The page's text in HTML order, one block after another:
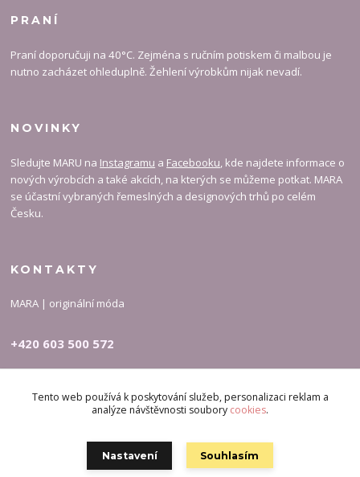
PRANÍ
Praní doporučuji na 40°C. Zejména s ručním potiskem či malbou je
nutno zacházet ohleduplně. Žehlení výrobkům nijak nevadí.
NOVINKY
Sledujte MARU na Instagramu a Facebooku, kde najdete informace o
nových výrobcích a také akcích, na kterých se můžeme potkat. MARA
se účastní vybraných řemeslných a designových trhů po celém
Česku.
KONTAKTY
MARA | originální móda
+420 603 500 572
Tento web používá k poskytování služeb, personalizaci reklam a
analýze návštěvnosti soubory cookies.
Nastavení Souhlasím